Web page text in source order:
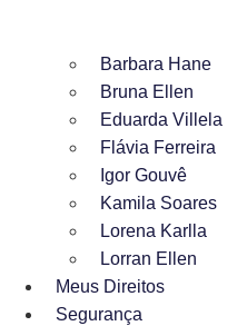
Barbara Hane
Bruna Ellen
Eduarda Villela
Flávia Ferreira
Igor Gouvê
Kamila Soares
Lorena Karlla
Lorran Ellen
Meus Direitos
Segurança